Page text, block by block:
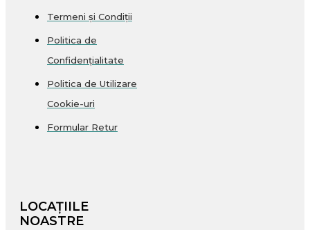
Termeni și Condiții
Politica de
Confidențialitate
Politica de Utilizare
Cookie-uri
Formular Retur
LOCAȚIILE
NOASTRE